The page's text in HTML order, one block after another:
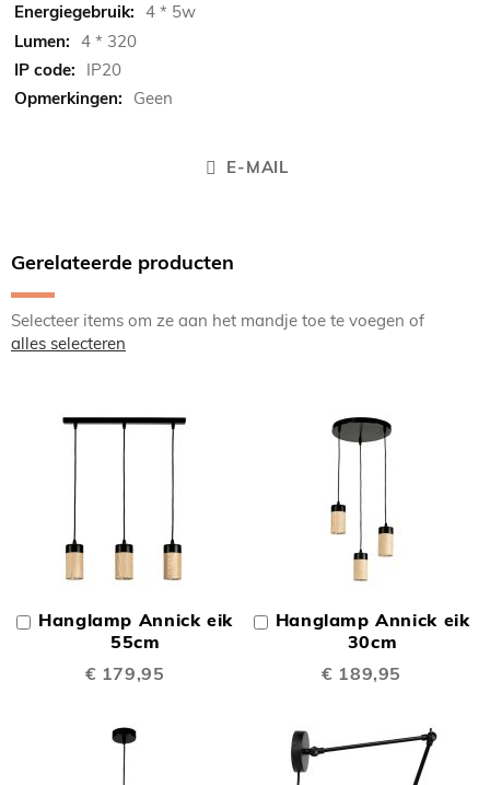
4 * 5w
4 * 320
IP20
Geen
E-MAIL
Gerelateerde producten
Selecteer items om ze aan het mandje toe te voegen of
alles selecteren
Hanglamp Annick eik
55cm
€ 179,95
In
Winkelwagen
Hanglamp Annick eik
30cm
€ 189,95
In
Winkelwagen